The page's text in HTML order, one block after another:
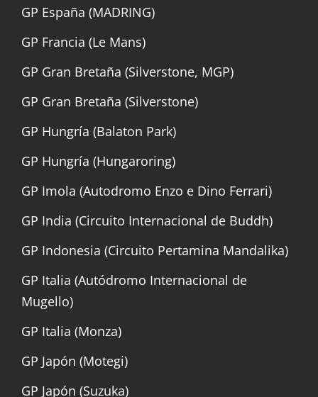
GP España (MADRING)
GP Francia (Le Mans)
GP Gran Bretaña (Silverstone, MGP)
GP Gran Bretaña (Silverstone)
GP Hungría (Balaton Park)
GP Hungría (Hungaroring)
GP Imola (Autodromo Enzo e Dino Ferrari)
GP India (Circuito Internacional de Buddh)
GP Indonesia (Circuito Pertamina Mandalika)
GP Italia (Autódromo Internacional de
Mugello)
GP Italia (Monza)
GP Japón (Motegi)
GP Japón (Suzuka)